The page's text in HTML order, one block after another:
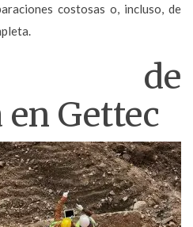
costosas o, incluso, de
de
Gettec